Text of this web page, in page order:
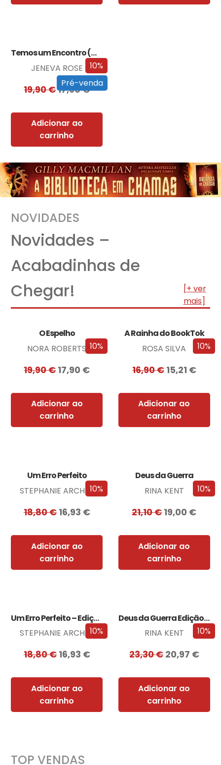
10%
Pré-venda
Temos um Encontro (Outra Vez) – Edição…
JENEVA ROSE
19,90€17,90€
Adicionar ao
carrinho
NOVIDADES
Novidades –
Acabadinhas de
Chegar!
[+ ver
mais]
10%
O Espelho
NORA ROBERTS
19,90€17,90 €
Adicionar ao
carrinho
10%
A Rainha do BookTok
ROSA SILVA
16,90€ 15,21 €
Adicionar ao
carrinho
10%
Um Erro Perfeito
STEPHANIE ARCHER
18,80€ 16,93 €
Adicionar ao
carrinho
10%
Deus da Guerra
RINA KENT
21,10€19,00 €
Adicionar ao
carrinho
10%
Um Erro Perfeito – Edição com EDGES
STEPHANIE ARCHER
18,80€ 16,93 €
Adicionar ao
carrinho
10%
Deus da Guerra Edição com EDGES
RINA KENT
23,30€ 20,97 €
Adicionar ao
carrinho
TOP VENDAS